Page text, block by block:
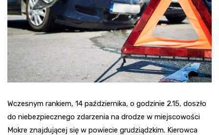
Wczesnym rankiem, 14 października, o godzinie 2.15, doszło
do niebezpiecznego zdarzenia na drodze w miejscowości
Mokre znajdującej się w powiecie grudziądzkim. Kierowca